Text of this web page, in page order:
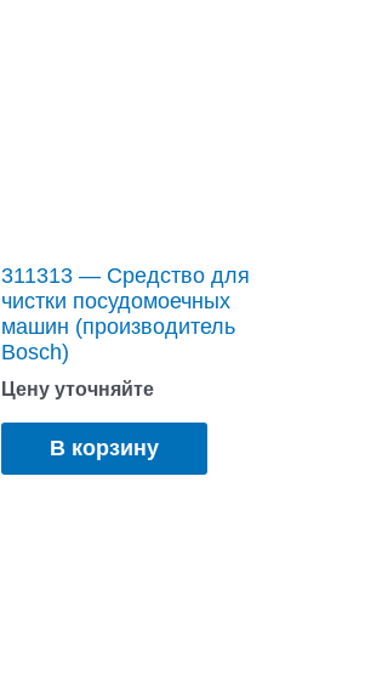
311313 — Средство для
чистки посудомоечных
машин (производитель
Bosch)
Цену уточняйте
В корзину